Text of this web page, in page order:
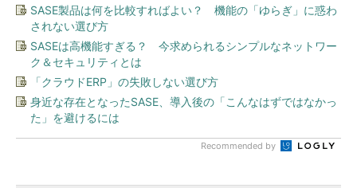
SASE製品は何を比較すればよい？ 機能の「ゆらぎ」に惑わ
されない選び方
SASEは高機能すぎる？ 今求められるシンプルなネットワー
ク＆セキュリティとは
「クラウドERP」の失敗しない選び方
身近な存在となったSASE、導入後の「こんなはずではなかっ
た」を避けるには
Recommended by